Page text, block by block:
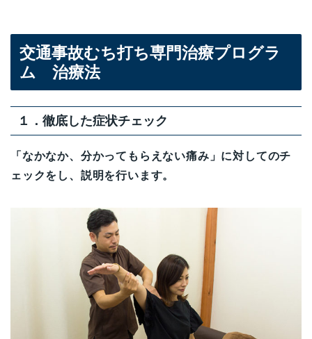
交通事故むち打ち専門治療プログラ
ム 治療法
１．徹底した症状チェック
「なかなか、分かってもらえない痛み」に対してのチ
ェックをし、説明を行います。